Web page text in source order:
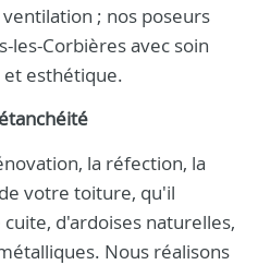
; nos poseurs
les-Corbières avec soin
esthétique.
la réfection, la
votre toiture, qu'il
d'ardoises naturelles,
Nous réalisons